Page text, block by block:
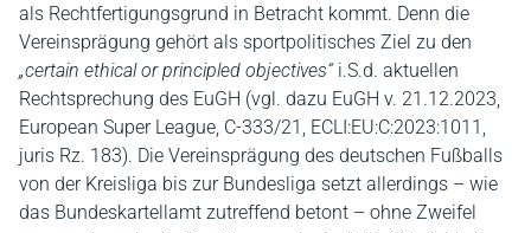
als Rechtfertigungsgrund in Betracht kommt. Denn die
Vereinsprägung gehört als sportpolitisches Ziel zu den
„certain ethical or principled objectives“i.S.d. aktuellen
Rechtsprechung des EuGH (vgl. dazu EuGH v. 21.12.2023,
European Super League, C-333/21, ECLI:EU:C:2023:1011,
juris Rz. 183). Die Vereinsprägung des deutschen Fußballs
von der Kreisliga bis zur Bundesliga setzt allerdings – wie
das Bundeskartellamt zutreffend betont – ohne Zweifel